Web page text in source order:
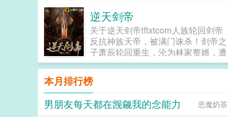
神医徒儿，过来让为师乐乐。某女师
父，您是反派，不能笑。高冷总裁女
人，讲个笑话！某女总裁，您的反派
人设即将崩坏！大佬的人设随时会
崩，维护人设任重而道远。...
逆天剑帝
关于逆天剑帝tftxtcom人族轮回剑帝
反抗神族天帝，被满门诛杀！剑帝之
子萧辰轮回重生，沦为林家赘婿，遭
到世人嘲笑！萧辰身怀剑帝传承，融
合神灵树，一步一个脚印，377la重
新杀回天界，铸就不朽传奇！神灵树
吸收天地万物，结出果实，甚至圣
物，神物！神树吞噬天魔，结出天魔
本月排行榜
男朋友每天都在觊觎我的念能力
恶魔奶茶